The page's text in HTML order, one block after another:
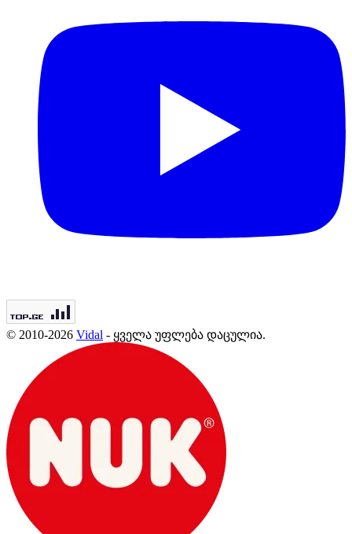
© 2010-2026 Vidal - ყველა უფლება დაცულია.